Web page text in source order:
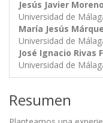
Jesús Javier
Universidad de
María Jesús
Universidad de
José Ignacio Rivas
Universidad de
Resumen